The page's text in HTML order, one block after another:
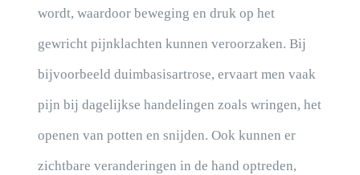
wordt, waardoor beweging en druk op het
gewricht pijnklachten kunnen veroorzaken. Bij
bijvoorbeeld duimbasisartrose, ervaart men vaak
pijn bij dagelijkse handelingen zoals wringen, het
openen van potten en snijden. Ook kunnen er
zichtbare veranderingen in de hand optreden,